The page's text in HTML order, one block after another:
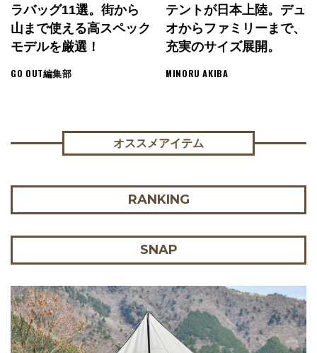
ラバッグ11選。街から
山まで使える高スペック
モデルを厳選！
GO OUT編集部
テントが日本上陸。デュ
オからファミリーまで、
充実のサイズ展開。
MINORU AKIBA
オススメアイテム
RANKING
SNAP